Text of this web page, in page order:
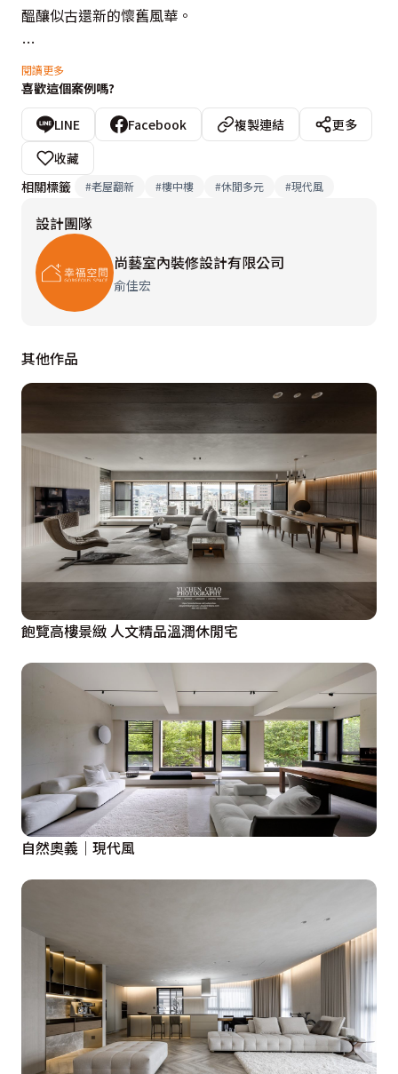
醞釀似古還新的懷舊風華。
為了讓屋主感受到自在無拘束的舒適，俞佳宏設計師引光
入室，讓流光漾影在空間作畫。屏棄常見的嵌燈設計，改
採簡約軌道燈，創造高挑開闊的空間感。除了解決老屋常
見的壁癌及結構問題，也精心重劃空間，以垂直軸線整合
空間，於梯下延伸出廚房吧台，提升空間機能性，並利用
的臥榻，不僅是與家人凝鍊情感的休憩天地，更蘊藏大容
量櫃體，滿足收納需求。
樓上私密領域以長條臥榻串聯，從室內綿延至室外，使居
闊。而與櫃體完美結合的彈性推拉門設計，則讓開放與隱
密並存，編織收放自如的美好生活。
閱讀更多
喜歡這個案例嗎?
LINE Facebook 複製連結
更多
收藏
相關標籤
#老屋翻新 #樓中樓 #休閒多元 #現代風
設計團隊
尚藝室內裝修設計有限公司
俞佳宏
其他作品
飽覽高樓景緻 人文精品溫潤休閒宅
自然奧義｜現代風